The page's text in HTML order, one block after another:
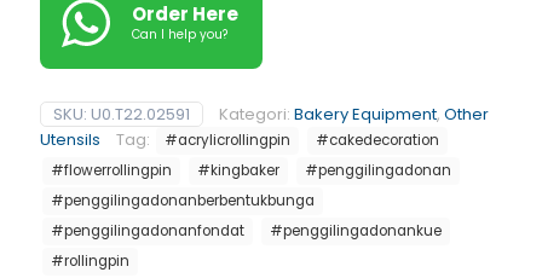
Order Here
Can I help you?
SKU: U0.T22.02591 Kategori: Bakery Equipment, Other
Utensils
Tag: #acrylicrollingpin
#cakedecoration
#flowerrollingpin
#kingbaker
#penggilingadonan
#penggilingadonanberbentukbunga
#penggilingadonanfondat
#penggilingadonankue
#rollingpin